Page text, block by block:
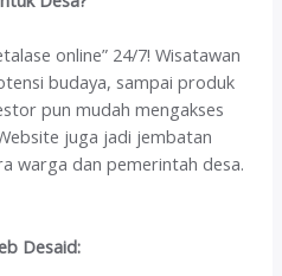
online” 24/7! Wisatawan
budaya, sampai produk
pun mudah mengakses
juga jadi jembatan
warga dan pemerintah desa.
Desaid: